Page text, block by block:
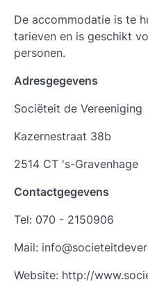
De accommodatie is te
tarieven en is geschikt
personen.
Adresgegevens
Sociëteit de Vereeniging
Kazernestraat 38b
2514 CT 's-Gravenhage
Contactgegevens
Tel: 070 - 2150906
Mail:
Website: http://